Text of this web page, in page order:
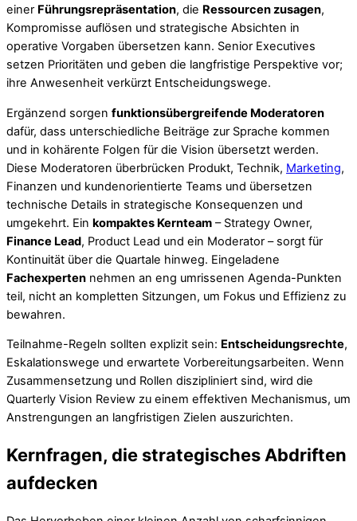
einer Führungsrepräsentation, die Ressourcen zusagen,
Kompromisse auflösen und strategische Absichten in
operative Vorgaben übersetzen kann. Senior Executives
setzen Prioritäten und geben die langfristige Perspektive vor;
ihre Anwesenheit verkürzt Entscheidungswege.
Ergänzend sorgen funktionsübergreifende Moderatoren
dafür, dass unterschiedliche Beiträge zur Sprache kommen
und in kohärente Folgen für die Vision übersetzt werden.
Diese Moderatoren überbrücken Produkt, Technik, Marketing,
Finanzen und kundenorientierte Teams und übersetzen
technische Details in strategische Konsequenzen und
umgekehrt. Ein kompaktes Kernteam – Strategy Owner,
Finance Lead, Product Lead und ein Moderator – sorgt für
Kontinuität über die Quartale hinweg. Eingeladene
Fachexperten nehmen an eng umrissenen Agenda-Punkten
teil, nicht an kompletten Sitzungen, um Fokus und Effizienz zu
bewahren.
Teilnahme-Regeln sollten explizit sein: Entscheidungsrechte,
Eskalationswege und erwartete Vorbereitungsarbeiten. Wenn
Zusammensetzung und Rollen diszipliniert sind, wird die
Quarterly Vision Review zu einem effektiven Mechanismus, um
Anstrengungen an langfristigen Zielen auszurichten.
Kernfragen, die strategisches Abdriften
aufdecken